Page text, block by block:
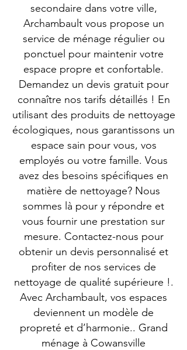
secondaire dans votre ville,
Archambault vous propose un
service de ménage régulier ou
ponctuel pour maintenir votre
espace propre et confortable.
Demandez un devis gratuit pour
connaître nos tarifs détaillés ! En
utilisant des produits de nettoyage
écologiques, nous garantissons un
espace sain pour vous, vos
employés ou votre famille. Vous
avez des besoins spécifiques en
matière de nettoyage? Nous
sommes là pour y répondre et
vous fournir une prestation sur
mesure. Contactez-nous pour
obtenir un devis personnalisé et
profiter de nos services de
nettoyage de qualité supérieure !.
Avec Archambault, vos espaces
deviennent un modèle de
propreté et d’harmonie.. Grand
ménage à Cowansville